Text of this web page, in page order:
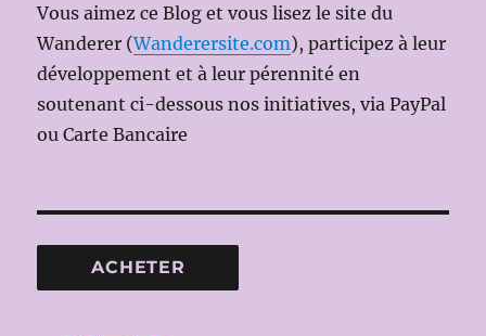
Vous aimez ce Blog et vous lisez le site du
Wanderer (Wanderersite.com), participez à leur
développement et à leur pérennité en
soutenant ci-dessous nos initiatives, via PayPal
ou Carte Bancaire